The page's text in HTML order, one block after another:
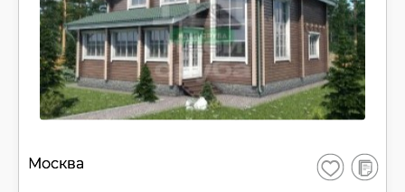
Москва Сохранить
В